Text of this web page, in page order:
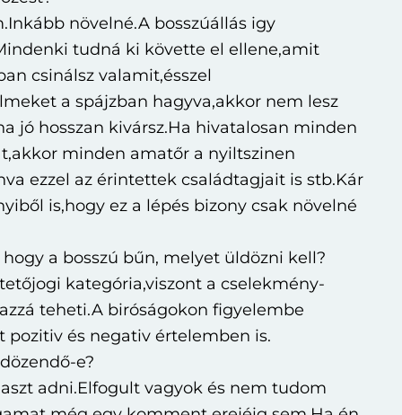
növelné.A bosszúállás igy
tudná ki követte el ellene,amit
csinálsz valamit,ésszel
a spájzban hagyva,akkor nem lesz
jó hosszan kivársz.Ha hivatalosan minden
minden amatőr a nyiltszinen
ezzel az érintettek családtagjait is stb.Kár
is,hogy ez a lépés bizony csak növelné
a bosszú bűn, melyet üldözni kell?
kategória,viszont a cselekmény-
teheti.A biróságokon figyelembe
pozitiv és negativ értelemben is.
e?
adni.Elfogult vagyok és nem tudom